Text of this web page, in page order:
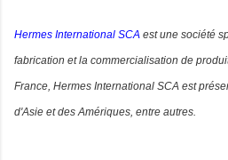
Hermes International SCA est une société
fabrication et la commercialisation de
France, Hermes International SCA est
d'Asie et des Amériques, entre autres.